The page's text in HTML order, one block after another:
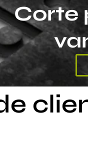
Corte